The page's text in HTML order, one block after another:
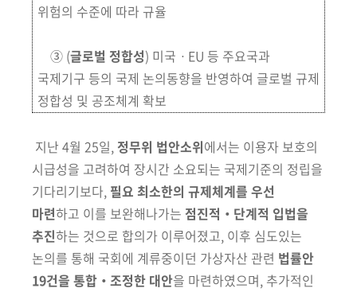
위험의 수준에 따라 규율
➂ (글로벌 정합성) 미국ㆍEU 등 주요국과
국제기구 등의 국제 논의동향을 반영하여 글로벌 규제
정합성 및 공조체계 확보
지난 4월 25일, 정무위 법안소위에서는 이용자 보호의
시급성을 고려하여 장시간 소요되는 국제기준의 정립을
기다리기보다, 필요 최소한의 규제체계를 우선
마련하고 이를 보완해나가는 점진적‧단계적 입법을
추진하는 것으로 합의가 이루어졌고, 이후 심도있는
논의를 통해 국회에 계류중이던 가상자산 관련 법률안
19건을 통합‧조정한 대안을 마련하였으며, 추가적인